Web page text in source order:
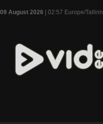
09 August 2026 | 02:57 Europe/Tallinn